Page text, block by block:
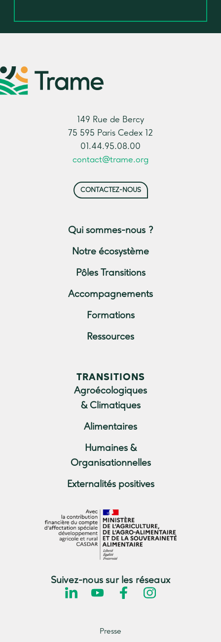
149 Rue de Bercy
75 595 Paris Cedex 12
01.44.95.08.00
contact@trame.org
CONTACTEZ-NOUS
Qui sommes-nous ?
Notre écosystème
Pôles Transitions
Accompagnements
Formations
Ressources
TRANSITIONS
Agroécologiques
& Climatiques
Alimentaires
Humaines &
Organisationnelles
Externalités positives
Suivez-nous sur les réseaux
Presse